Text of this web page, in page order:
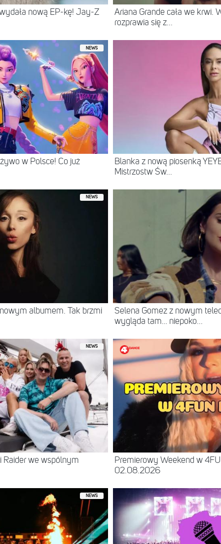
nową EP-kę! Jay-Z
Ariana Grande cała we krwi.
rozprawia się z...
NEWS
w Polsce! Co już
Blanka z nową piosenką
Mistrzostw Św...
NEWS
albumem. Tak brzmi
Selena Gomez z nowym
wygląda tam… niepoko...
NEWS
Raider we wspólnym
Premierowy Weekend w
02.08.2026
NEWS